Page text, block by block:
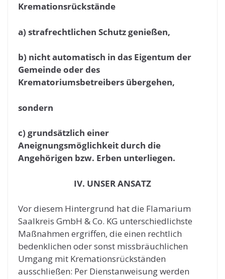
Kremationsrückstände
a) strafrechtlichen Schutz genießen,
b) nicht automatisch in das Eigentum der
Gemeinde oder des
Krematoriumsbetreibers übergehen,
sondern
c) grundsätzlich einer
Aneignungsmöglichkeit durch die
Angehörigen bzw. Erben unterliegen.
IV. UNSER ANSATZ
Vor diesem Hintergrund hat die Flamarium
Saalkreis GmbH & Co. KG unterschiedlichste
Maßnahmen ergriffen, die einen rechtlich
bedenklichen oder sonst missbräuchlichen
Umgang mit Kremationsrückständen
ausschließen: Per Dienstanweisung werden